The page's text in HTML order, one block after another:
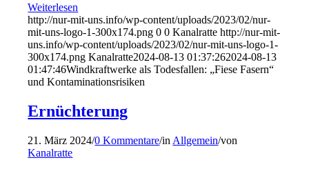
Weiterlesen
http://nur-mit-uns.info/wp-content/uploads/2023/02/nur-
mit-uns-logo-1-300x174.png 0 0 Kanalratte http://nur-mit-
uns.info/wp-content/uploads/2023/02/nur-mit-uns-logo-1-
300x174.png Kanalratte2024-08-13 01:37:262024-08-13
01:47:46Windkraftwerke als Todesfallen: „Fiese Fasern“
und Kontaminationsrisiken
Ernüchterung
21. März 2024/0 Kommentare/in Allgemein/von
Kanalratte